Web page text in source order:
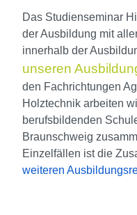
Das Studienseminar
der Ausbildung mit
innerhalb der
unseren
den Fachrichtungen
Holztechnik arbeiten
berufsbildenden
Braunschweig
Einzelfällen ist die
weiteren